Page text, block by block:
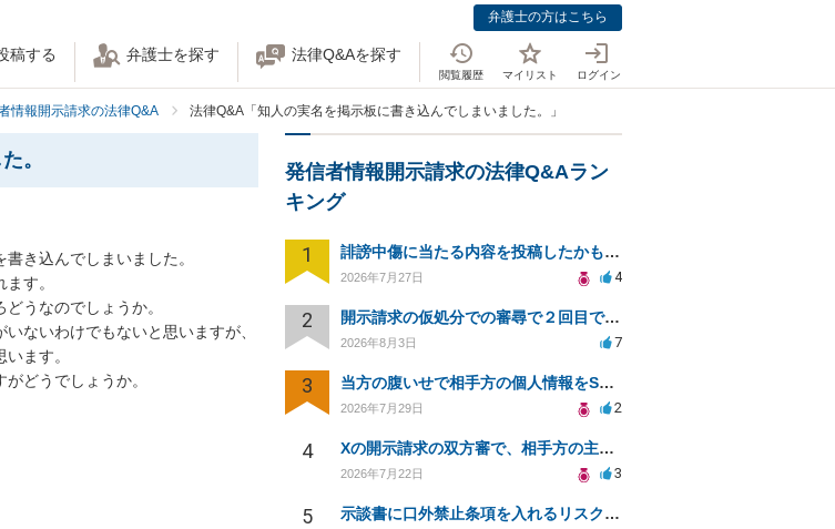
弁護士の方はこちら
稿する 弁護士を探す 法律Q&Aを探す
閲覧履歴 マイリスト ログイン
情報開示請求の法律Q&A 法律Q&A「知人の実名を掲示板に書き込んでしまいました。」
。
き込んでしまいました。
す。
うなのでしょうか。
ないわけでもないと思いますが、
ます。
どうでしょうか。
発信者情報開示請求の法律Q&Aラン
キング
1 誹謗中傷に当たる内容を投稿したかもしれない。開示請求や民事刑事裁判に発展しうるのか教えて欲しい。
2026年7月27日 4
2 開示請求の仮処分での審尋で２回目で終わらない場合どうしたらいいですか
2026年8月3日 7
3 当方の腹いせで相手方の個人情報をSNSで晒してしまい名誉毀損させてしまったかもしれない
2026年7月29日 2
4 Xの開示請求の双方審で、相手方の主張が口頭ばかりで把握しきれません
2026年7月22日 3
5 示談書に口外禁止条項を入れるリスクはありますか？